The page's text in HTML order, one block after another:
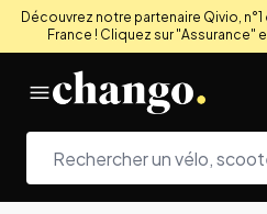
Découvrez notre partenaire Qivio,
France ! Cliquez sur "Assurance"